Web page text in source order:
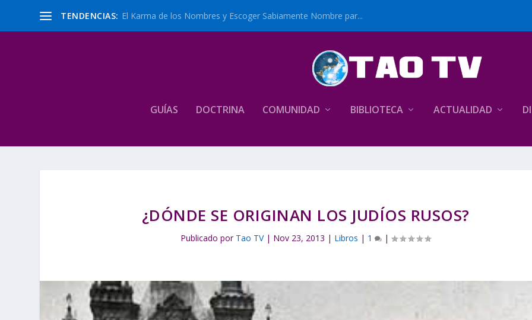
TENDENCIAS: El Karma de los Nombres y Escoger Sabiamente Nombre par...
GUÍAS DOCTRINA COMUNIDAD BIBLIOTECA ACTUALIDAD
¿DÓNDE SE ORIGINAN LOS JUDÍOS RUSOS?
Publicado por Tao TV| Nov 23, 2013 | Libros | 1 |